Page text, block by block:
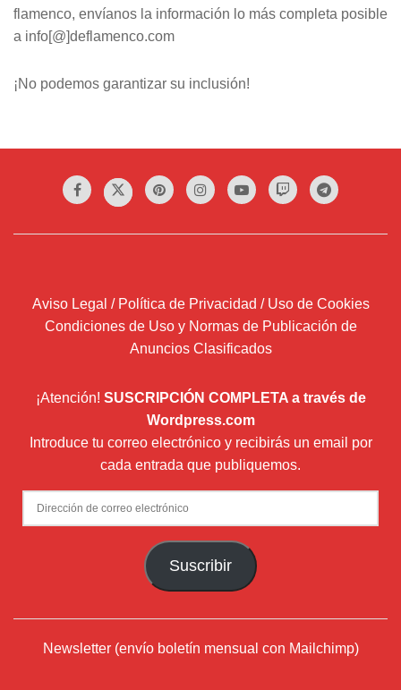
flamenco, envíanos la información lo más completa posible
a info[@]deflamenco.com
¡No podemos garantizar su inclusión!
Aviso Legal / Política de Privacidad / Uso de Cookies
Condiciones de Uso y Normas de Publicación de
Anuncios Clasificados
¡Atención! SUSCRIPCIÓN COMPLETA a través de
Wordpress.com
Introduce tu correo electrónico y recibirás un email por
cada entrada que publiquemos.
Dirección
de
Suscribir
Newsletter (envío boletín mensual con Mailchimp)